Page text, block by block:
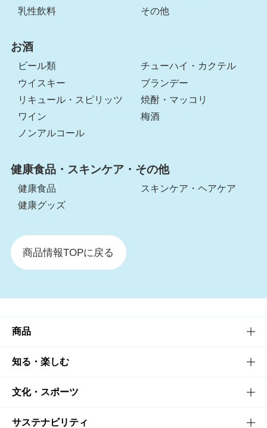
乳性飲料
その他
お酒
ビール類
チューハイ・カクテル
ウイスキー
ブランデー
リキュール・スピリッツ
焼酎・マッコリ
ワイン
梅酒
ノンアルコール
健康食品・スキンケア・その他
健康食品
スキンケア・ヘアケア
健康グッズ
商品情報TOPに戻る
商品
商品TOP
商品一覧
商品発売情報
知る・楽しむ
知る・楽しむTOP
キャンペーン
文化・スポーツ
文化・スポーツTOP
サステナビリティ